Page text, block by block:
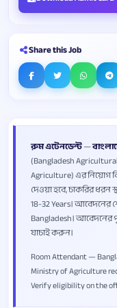
রুম এটেনডেন্ট—
(Bangladesh
Agriculture) এর নিয়োগ
দেওয়া হবে, চাকরির ধরন
18-32 Years। আবেদনের
Bangladesh। আবেদনের
যাচাই করুন।
Room Attendant —
Ministry of Agriculture
Verify eligibility on the
Share this Job